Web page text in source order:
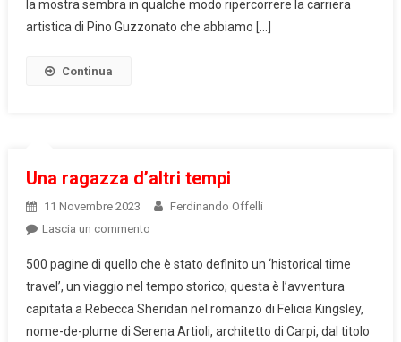
la mostra sembra in qualche modo ripercorrere la carriera
artistica di Pino Guzzonato che abbiamo […]
Continua
Una ragazza d’altri tempi
11 Novembre 2023
Ferdinando Offelli
Lascia un commentoon
ragazza
d’altri
tempi
500 pagine di quello che è stato definito un ‘historical time
travel’, un viaggio nel tempo storico; questa è l’avventura
capitata a Rebecca Sheridan nel romanzo di Felicia Kingsley,
nome-de-plume di Serena Artioli, architetto di Carpi, dal titolo